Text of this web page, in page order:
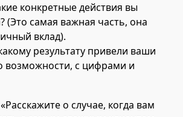
конкретные действия вы
(Это самая важная часть, она
вклад).
результату привели ваши
возможности, с цифрами и
«Расскажите о случае, когда вам